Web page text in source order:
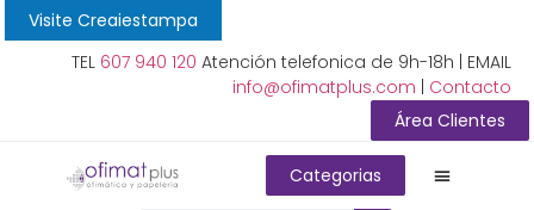
Visite Creaiestampa
TEL 607 940 120 Atención telefonica de 9h-18h | EMAIL
info@ofimatplus.com
Contacto
Área Clientes
Categorias